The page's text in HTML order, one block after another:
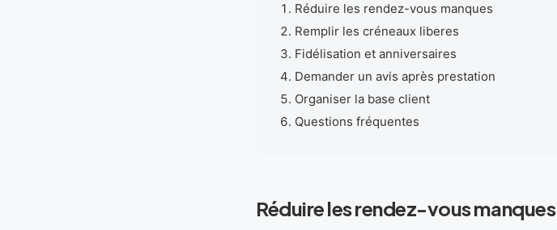
Réduire les rendez-vous manques
Remplir les créneaux liberes
Fidélisation et anniversaires
Demander un avis après prestation
Organiser la base client
Questions fréquentes
Réduire les rendez-vous manques